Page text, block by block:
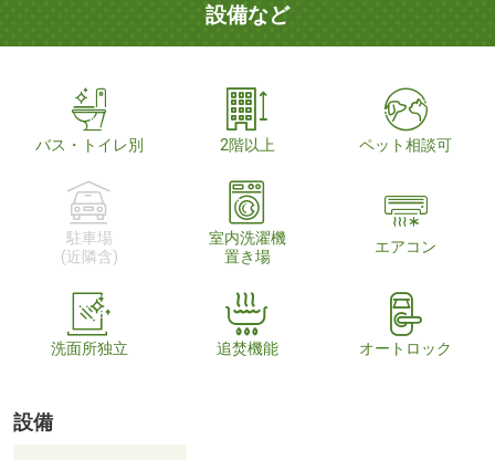
設備など
バス・トイレ別 2階以上 ペット相談可
駐車場
(近隣含)
室内洗濯機
置き場
エアコン
洗面所独立 追焚機能 オートロック
設備